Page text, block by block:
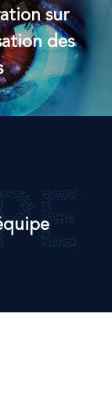
sur
des